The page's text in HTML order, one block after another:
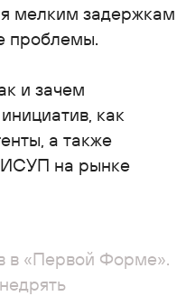
мелким задержкам
проблемы.
и зачем
как
а также
на рынке
в «Первой Форме».